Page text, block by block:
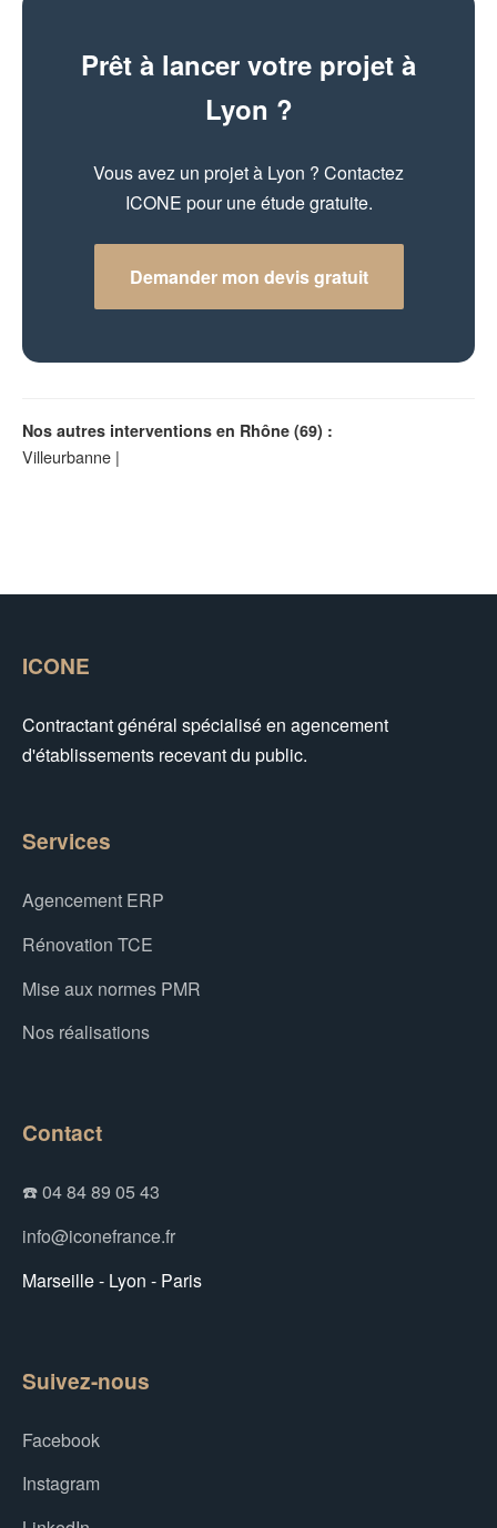
Prêt à lancer votre projet à
Lyon ?
Vous avez un projet à Lyon ? Contactez
ICONE pour une étude gratuite.
Demander mon devis gratuit
Nos autres interventions en Rhône (69) :
Villeurbanne |
ICONE
Contractant général spécialisé en agencement
d'établissements recevant du public.
Services
Agencement ERP
Rénovation TCE
Mise aux normes PMR
Nos réalisations
Contact
☎️ 04 84 89 05 43
info@iconefrance.fr
Marseille - Lyon - Paris
Suivez-nous
Facebook
Instagram